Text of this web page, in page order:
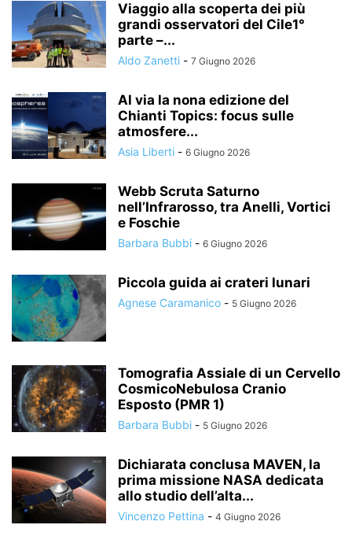
Viaggio alla scoperta dei più
grandi osservatori del Cile1°
parte –...
Aldo Zanetti - 7 Giugno 2026
Al via la nona edizione del
Chianti Topics: focus sulle
atmosfere...
Asia Liberti - 6 Giugno 2026
Webb Scruta Saturno
nell’Infrarosso, tra Anelli, Vortici
e Foschie
Barbara Bubbi - 6 Giugno 2026
Piccola guida ai crateri lunari
Agnese Caramanico - 5 Giugno 2026
Tomografia Assiale di un Cervello
CosmicoNebulosa Cranio
Esposto (PMR 1)
Barbara Bubbi - 5 Giugno 2026
Dichiarata conclusa MAVEN, la
prima missione NASA dedicata
allo studio dell’alta...
Vincenzo Pettina - 4 Giugno 2026